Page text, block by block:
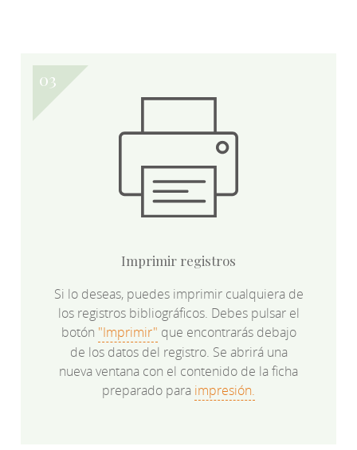
Imprimir registros
Si lo deseas, puedes imprimir cualquiera de
los registros bibliográficos. Debes pulsar el
botón "Imprimir" que encontrarás debajo
de los datos del registro. Se abrirá una
nueva ventana con el contenido de la ficha
preparado para impresión.